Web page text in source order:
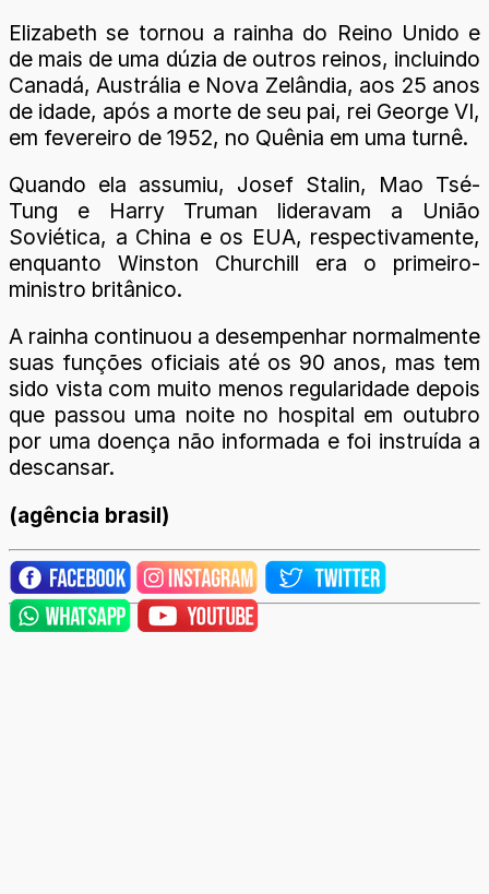
Elizabeth se tornou a rainha do Reino Unido e
de mais de uma dúzia de outros reinos, incluindo
Canadá, Austrália e Nova Zelândia, aos 25 anos
de idade, após a morte de seu pai, rei George VI,
em fevereiro de 1952, no Quênia em uma turnê.
Quando ela assumiu, Josef Stalin, Mao Tsé-
Tung e Harry Truman lideravam a União
Soviética, a China e os EUA, respectivamente,
enquanto Winston Churchill era o primeiro-
ministro britânico.
A rainha continuou a desempenhar normalmente
suas funções oficiais até os 90 anos, mas tem
sido vista com muito menos regularidade depois
que passou uma noite no hospital em outubro
por uma doença não informada e foi instruída a
descansar.
(agência brasil)